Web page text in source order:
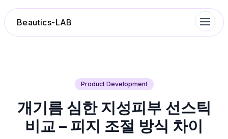
Beautics-LAB
성분분석
나의 스킨케어
Product Development
개기름 심한 지성피부 선스틱
비교 – 피지 조절 방식 차이